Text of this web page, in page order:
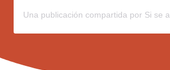
Una publicación compartida por Si se